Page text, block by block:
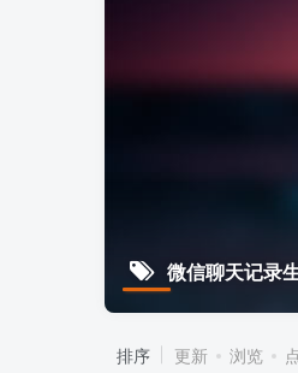
微信聊天记录
排序 更新 浏览